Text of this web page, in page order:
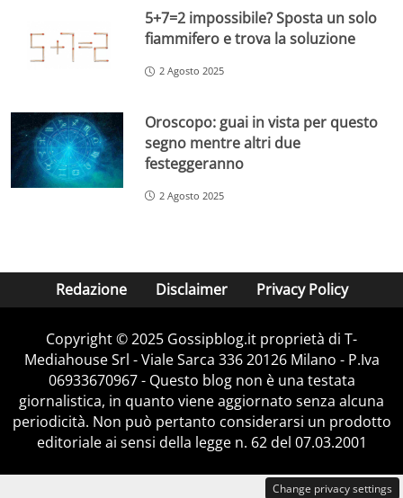
5+7=2 impossibile? Sposta un solo
fiammifero e trova la soluzione
2 Agosto 2025
Oroscopo: guai in vista per questo
segno mentre altri due
festeggeranno
2 Agosto 2025
Redazione Disclaimer Privacy Policy
Copyright © 2025 Gossipblog.it proprietà di T-
Mediahouse Srl - Viale Sarca 336 20126 Milano - P.Iva
06933670967 - Questo blog non è una testata
giornalistica, in quanto viene aggiornato senza alcuna
periodicità. Non può pertanto considerarsi un prodotto
editoriale ai sensi della legge n. 62 del 07.03.2001
Change privacy settings